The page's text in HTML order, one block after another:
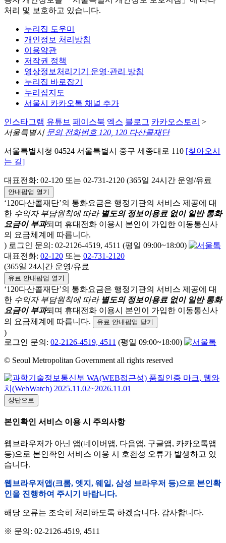
처리 및 보호하고 있습니다.
누리집 도우미
개인정보 처리방침
이용약관
저작권 정책
영상정보처리기기 운영·관리 방침
누리집 바로잡기
누리집지도
서울시 카카오톡 채널 추가
인스타그램 유튜브 페이스북 엑스 블로그 카카오스토리 >
서울특별시 문의 전화번호 120, 120 다산콜재단
서울특별시청 04524 서울특별시 중구 세종대로 110 [찾아오시
는 길]
대표전화: 02-120 또는 02-731-2120 (365일 24시간 운영/유료
안내팝업 열기
‘120다산콜재단’의 통화요금은 행정기관의 서비스 제공에 대
한 수익자 부담원칙에 따라 별도의 정보이용료 없이 일반 통화
요금이 부과되며 휴대전화 이용시 본인이 가입한 이동통신사
의 요금체계에 따릅니다.
) 로그인 문의: 02-2126-4519, 4511 (평일 09:00~18:00)
대표전화: 02-120 또는 02-731-2120
(365일 24시간 운영/유료
유료 안내팝업 열기
‘120다산콜재단’의 통화요금은 행정기관의 서비스 제공에 대
한 수익자 부담원칙에 따라 별도의 정보이용료 없이 일반 통화
요금이 부과되며 휴대전화 이용시 본인이 가입한 이동통신사
의 요금체계에 따릅니다.
유료 안내팝업 닫기
)
로그인 문의: 02-2126-4519, 4511 (평일 09:00~18:00)
© Seoul Metropolitan Government all rights reserved
상단으로
본인확인 서비스 이용 시 주의사항
웹브라우저가 아닌 앱(네이버앱, 다음앱, 구글앱, 카카오톡앱
등)으로 본인확인 서비스 이용 시 호환성 오류가 발생하고 있
습니다.
웹브라우저앱(크롬, 엣지, 웨일, 삼성 브라우저 등)으로 본인확
인을 진행하여 주시기 바랍니다.
해당 오류는 조속히 처리하도록 하겠습니다. 감사합니다.
※ 문의: 02-2126-4519, 4511